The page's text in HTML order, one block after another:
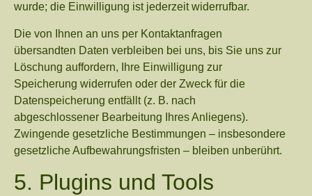
wurde; die Einwilligung ist jederzeit widerrufbar.
Die von Ihnen an uns per Kontaktanfragen
übersandten Daten verbleiben bei uns, bis Sie uns zur
Löschung auffordern, Ihre Einwilligung zur
Speicherung widerrufen oder der Zweck für die
Datenspeicherung entfällt (z. B. nach
abgeschlossener Bearbeitung Ihres Anliegens).
Zwingende gesetzliche Bestimmungen – insbesondere
gesetzliche Aufbewahrungsfristen – bleiben unberührt.
5. Plugins und Tools